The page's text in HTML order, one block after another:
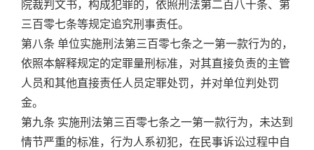
院裁判文书，构成犯罪的，依照刑法第二百八十条、第
三百零七条等规定追究刑事责任。
第八条 单位实施刑法第三百零七条之一第一款行为的，
依照本解释规定的定罪量刑标准，对其直接负责的主管
人员和其他直接责任人员定罪处罚，并对单位判处罚
金。
第九条 实施刑法第三百零七条之一第一款行为，未达到
情节严重的标准，行为人系初犯，在民事诉讼过程中自